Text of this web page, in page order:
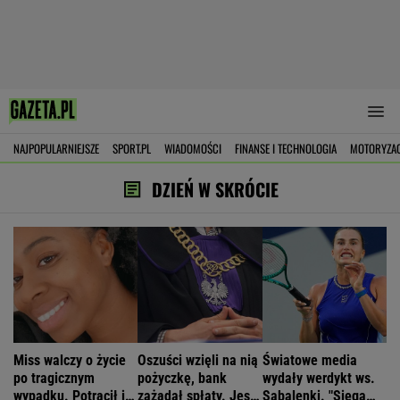
NAJPOPULARNIEJSZE SPORT.PL WIADOMOŚCI FINANSE I TECHNOLOGIA
DZIEŃ W SKRÓCIE
Miss walczy o życie
po tragicznym
wypadku. Potrącił ją
Oszuści wzięli na nią
pożyczkę, bank
zażądał spłaty. Jest
Światowe media
wydały werdykt ws.
Sabalenki. "Sięga